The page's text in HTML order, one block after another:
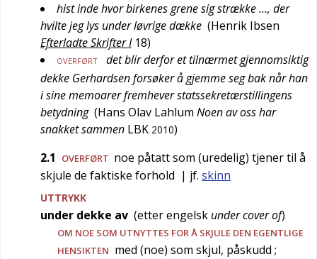
hist inde hvor birkenes grene sig strække …, der
hvilte jeg lys under løvrige dække (Henrik Ibsen
Efterladte Skrifter I 18)
OVERFØRT
det blir derfor et tilnærmet gjennomsiktig
dekke Gerhardsen forsøker å gjemme seg bak når han
i sine memoarer fremhever statssekretærstillingens
betydning (Hans Olav Lahlum Noen av oss har
snakket sammen LBK 2010)
2.1
OVERFØRT noe påtatt som (uredelig) tjener til å
skjule de faktiske forhold | jf. skinn
UTTRYKK
under dekke av (etterengelsk under cover of)
OM NOE SOM UTNYTTES FOR Å SKJULE DEN EGENTLIGE
HENSIKTEN med (noe) som skjul, påskudd ;